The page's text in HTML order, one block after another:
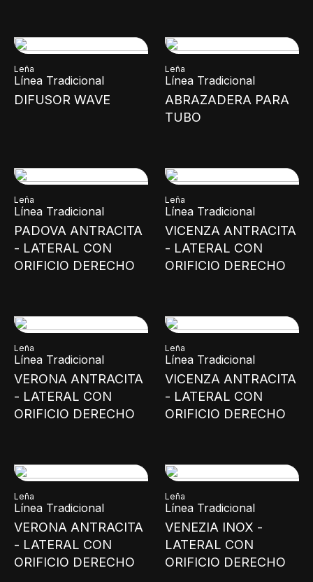
Leña
Línea Tradicional
DIFUSOR WAVE
Leña
Línea Tradicional
ABRAZADERA PARA
TUBO
Leña
Línea Tradicional
PADOVA ANTRACITA
- LATERAL CON
ORIFICIO DERECHO
Leña
Línea Tradicional
VICENZA ANTRACITA
- LATERAL CON
ORIFICIO DERECHO
Leña
Línea Tradicional
VERONA ANTRACITA
- LATERAL CON
ORIFICIO DERECHO
Leña
Línea Tradicional
VICENZA ANTRACITA
- LATERAL CON
ORIFICIO DERECHO
Leña
Línea Tradicional
VERONA ANTRACITA
- LATERAL CON
ORIFICIO DERECHO
Leña
Línea Tradicional
VENEZIA INOX -
LATERAL CON
ORIFICIO DERECHO